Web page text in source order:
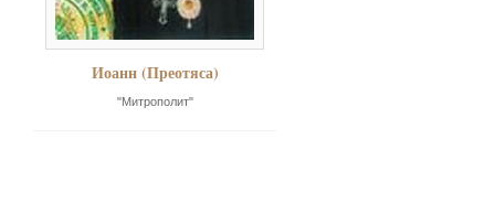
Иоанн (Преотяса)
"Митрополит"